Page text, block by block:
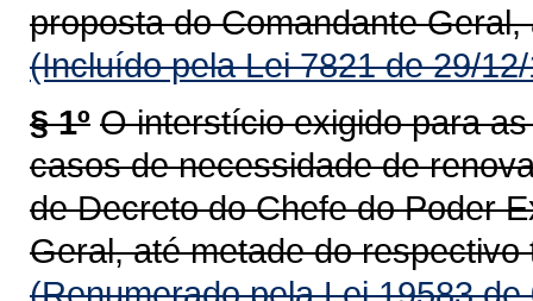
proposta do Comandante
(Incluído pela Lei 7821 de 29/
§ 1º O interstício exigido para
casos de necessidade de
de Decreto do Chefe do Poder
Geral, até metade do respectivo
(Renumerado pela Lei 19583 de